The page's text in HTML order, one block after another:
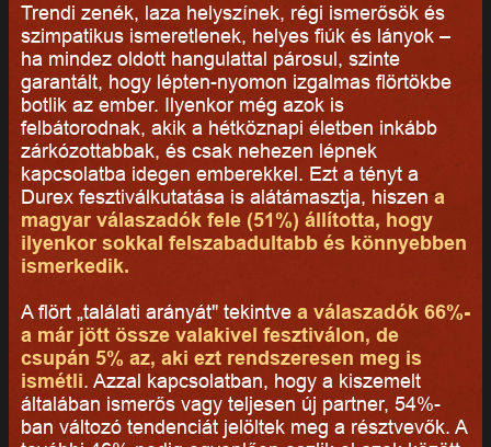
Trendi zenék, laza helyszínek, régi ismerősök és
szimpatikus ismeretlenek, helyes fiúk és lányok –
ha mindez oldott hangulattal párosul, szinte
garantált, hogy lépten-nyomon izgalmas flörtökbe
botlik az ember. Ilyenkor még azok is
felbátorodnak, akik a hétköznapi életben inkább
zárkózottabbak, és csak nehezen lépnek
kapcsolatba idegen emberekkel. Ezt a tényt a
Durex fesztiválkutatása is alátámasztja, hiszena
magyar válaszadók fele (51%) állította, hogy
ilyenkor sokkal felszabadultabb és könnyebben
ismerkedik.
A flört „találati arányát" tekintve a válaszadók 66%-
a már jött össze valakivel fesztiválon, de
csupán 5% az, aki ezt rendszeresen meg is
ismétli. Azzal kapcsolatban, hogy a kiszemelt
általában ismerős vagy teljesen új partner, 54%-
ban változó tendenciát jelöltek meg a résztvevők. A